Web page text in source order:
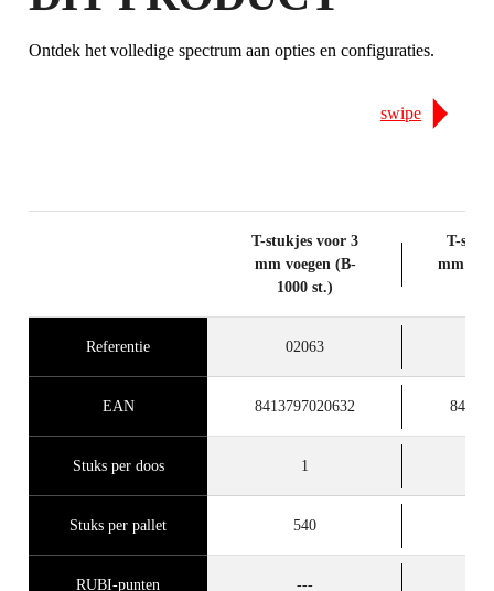
Ontdek het volledige spectrum aan opties en configuraties.
swipe
T-stukjes voor 3
mm voegen (B-
1000 st.)
T-
mm
Referentie 02063
EAN 8413797020632
Stuks per doos 1
Stuks per pallet 540
RUBI-punten ---